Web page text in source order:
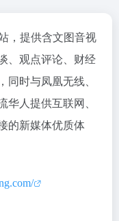
，提供含文图音视
、观点评论、财经
同时与凤凰无线、
华人提供互联网、
的新媒体优质体